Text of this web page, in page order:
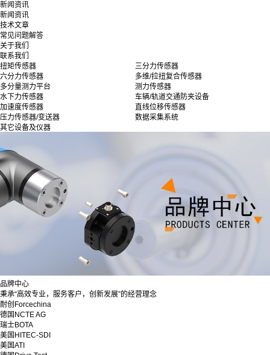
新闻资讯
新闻资讯
技术文章
常见问题解答
关于我们
联系我们
扭矩传感器
三分力传感器
六分力传感器
多维/拉扭复合传感器
多分量测力平台
测力传感器
水下力传感器
车辆/轨道交通防夹设备
加速度传感器
直线位移传感器
压力传感器/变送器
数据采集系统
其它设备及仪器
品牌中心
秉承“高效专业，服务客户，创新发展”的经营理念
耐创Forcechina
德国NCTE AG
瑞士BOTA
美国HITEC-SDI
美国ATI